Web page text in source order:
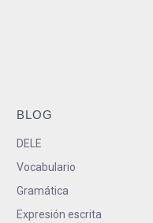
BLOG
DELE
Vocabulario
Gramática
Expresión escrita